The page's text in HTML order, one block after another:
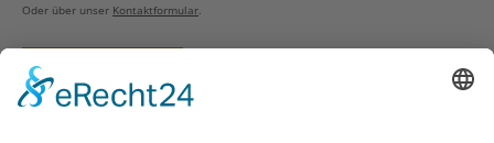
Oder über unser Kontaktformular.
Vertrag widerrufen